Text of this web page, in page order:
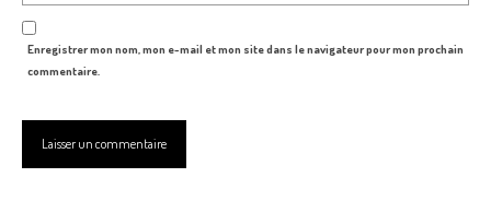
Enregistrer mon nom, mon e-mail et mon site dans le navigateur pour mon prochain
commentaire.